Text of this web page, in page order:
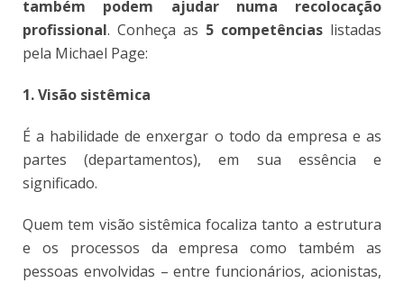
também podem ajudar numa recolocação
profissional. Conheça as 5 competências listadas
pela Michael Page:
1. Visão sistêmica
É a habilidade de enxergar o todo da empresa e as
partes (departamentos), em sua essência e
significado.
Quem tem visão sistêmica focaliza tanto a estrutura
e os processos da empresa como também as
pessoas envolvidas – entre funcionários, acionistas,